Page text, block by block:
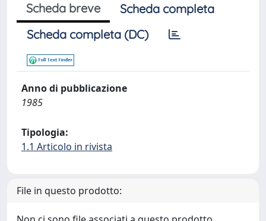
Scheda breve
Scheda completa
Scheda completa (DC)
Anno di pubblicazione
1985
Tipologia:
1.1 Articolo in rivista
File in questo prodotto: